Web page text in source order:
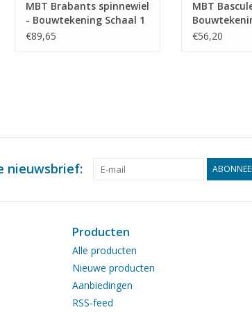
MBT Brabants spinnewiel
- Bouwtekening Schaal 1
: N/A (40.35.002)
€89,65
MBT
4 (40.35.001)
€56,20
nieuwsbrief:
Producten
Alle producten
Nieuwe producten
Aanbiedingen
RSS-feed